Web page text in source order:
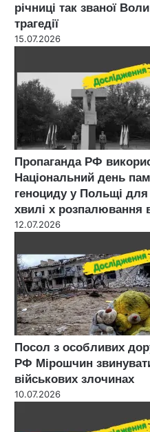
річниці так званої
трагедії
15.07.2026
Пропаганда РФ
Національний день
геноциду у Польщі для
хвилі х розпалювання
12.07.2026
Посол з особливих
РФ Мірошчин
військових злочинах
10.07.2026